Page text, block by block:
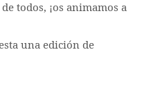
todos, ¡os animamos a
una edición de